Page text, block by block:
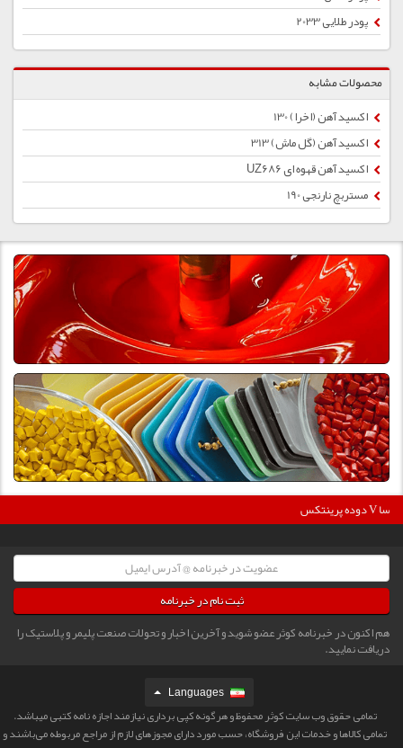
پودر طلایی 2033
محصولات مشابه
اکسید آهن (اخرا) 130
اکسید آهن (گل ماش) 313
اکسید آهن قهوه ای UZ686
مستربچ نارنجی 190
دوده پرینتکس V دگوسا :
ثبت نام در خبرنامه
هم اکنون در خبرنامه کوثر عضو شوید و آخرین اخبار و تحولات صنعت پلیمر و پلاستیک را
دریافت نمایید.
تمامی حقوق وب سایت کوثر محفوظ و هرگونه کپی برداری نیازمند اجازه نامه کتبی میباشد.
تمامی كالاها و خدمات این فروشگاه، حسب مورد دارای مجوزهای لازم از مراجع مربوطه می‌باشند و